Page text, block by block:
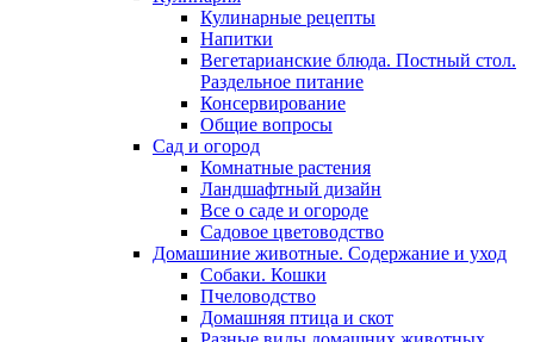
Кулинарные рецепты
Напитки
Вегетарианские блюда. Постный стол.
Раздельное питание
Консервирование
Общие вопросы
Сад и огород
Комнатные растения
Ландшафтный дизайн
Все о саде и огороде
Садовое цветоводство
Домашиние животные. Содержание и уход
Собаки. Кошки
Пчеловодство
Домашняя птица и скот